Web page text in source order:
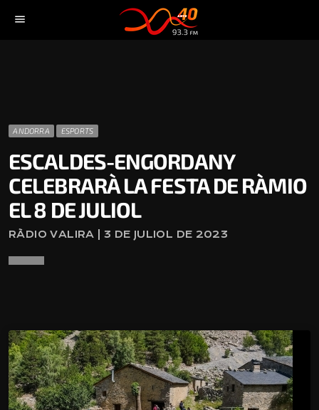
menu
ANDORRA ESPORTS
ESCALDES-ENGORDANY
CELEBRARÀ LA FESTA DE RÀMIO
EL 8 DE JULIOL
RÀDIO VALIRA | 3 DE JULIOL DE 2023